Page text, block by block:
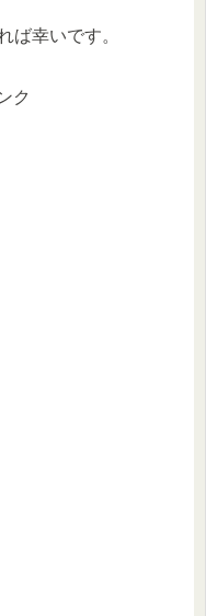
ば幸いです。
ク